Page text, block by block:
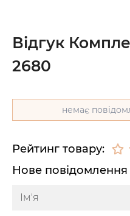
Відгук
2680
немає
Рейтинг товару:
Нове повідомлення